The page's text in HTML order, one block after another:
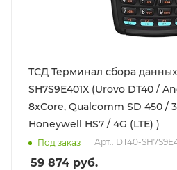
ТСД Терминал сбора
SH7S9E401X (Urovo DT40 /
8хCore, Qualcomm SD 450 /
Honeywell HS7 / 4G (LTE) )
Под заказ Арт.: DT40-
59 874 руб.